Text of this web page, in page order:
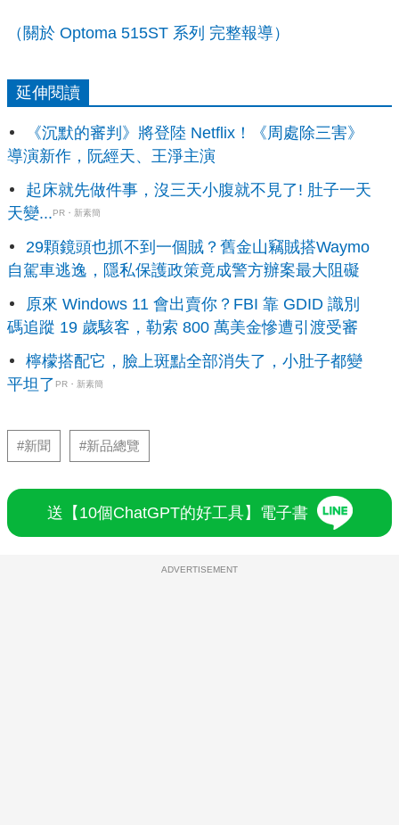
（關於 Optoma 515ST 系列 完整報導）
延伸閱讀
《沉默的審判》將登陸 Netflix！《周處除三害》
導演新作，阮經天、王淨主演
起床就先做件事，沒三天小腹就不見了! 肚子一天
天變...PR・新素簡
29顆鏡頭也抓不到一個賊？舊金山竊賊搭Waymo
自駕車逃逸，隱私保護政策竟成警方辦案最大阻礙
原來 Windows 11 會出賣你？FBI 靠 GDID 識別
碼追蹤 19 歲駭客，勒索 800 萬美金慘遭引渡受審
檸檬搭配它，臉上斑點全部消失了，小肚子都變
平坦了 PR・新素簡
#新聞 #新品總覽
送【10個ChatGPT的好工具】電子書
ADVERTISEMENT